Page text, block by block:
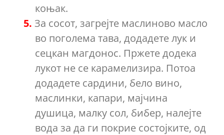
коњак.
За сосот, загрејте маслиново масло
во поголема тава, додадете лук и
сецкан магдонос. Пржете додека
лукот не се карамелизира. Потоа
додадете сардини, бело вино,
маслинки, капари, мајчина
душица, малку сол, бибер, налејте
вода за да ги покрие состојките, од